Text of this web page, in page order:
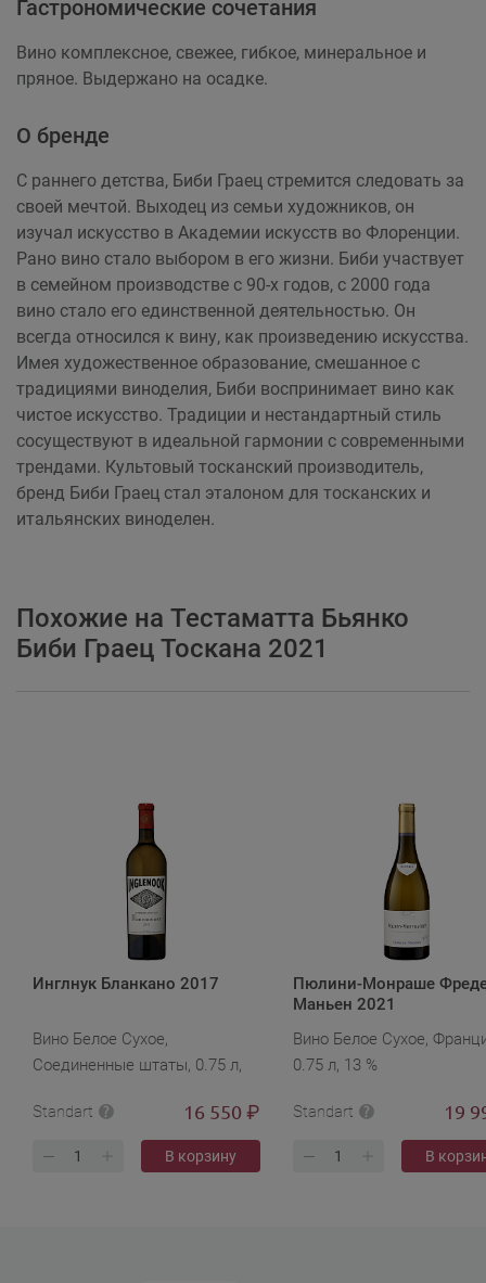
Гастрономические сочетания
Вино комплексное, свежее, гибкое, минеральное и
пряное. Выдержано на осадке.
О бренде
С раннего детства, Биби Граец стремится следовать за
своей мечтой. Выходец из семьи художников, он
изучал искусство в Академии искусств во Флоренции.
Рано вино стало выбором в его жизни. Биби участвует
в семейном производстве с 90-х годов, с 2000 года
вино стало его единственной деятельностью. Он
всегда относился к вину, как произведению искусства.
Имея художественное образование, смешанное с
традициями виноделия, Биби воспринимает вино как
чистое искусство. Традиции и нестандартный стиль
сосуществуют в идеальной гармонии с современными
трендами. Культовый тосканский производитель,
бренд Биби Граец стал эталоном для тосканских и
итальянских виноделен.
Похожие на Тестаматта Бьянко
Биби Граец Тоскана 2021
Инглнук Бланкано 2017
Вино Белое Сухое,
Соединенные штаты, 0.75 л,
Standart
16 550 ₽
В корзину
Пюлини-Монраше
Маньен 2021
Вино Белое Сухое,
0.75 л, 13 %
Standart 19
В